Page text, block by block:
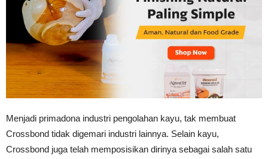
Tahan
Lama
Menjadi primadona industri pengolahan kayu, tak membuat
Crossbond tidak digemari industri lainnya. Selain kayu,
Crossbond juga telah memposisikan dirinya sebagai salah satu